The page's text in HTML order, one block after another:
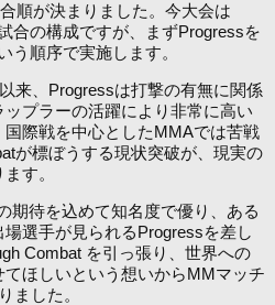
順が決まりました。今大会は
合の構成ですが、まずProgressを
う順序で実施します。
来、Progressは打撃の有無に関係
プラーの活躍により非常に高い
際戦を中心としたMMAでは苦戦
が標ぼうする現状突破が、現実の
す。
期待を込めて知名度で優り、ある
選手が見られるProgressを差し
Combat を引っ張り、世界への
ほしいという想いからMMマッチ
ました。